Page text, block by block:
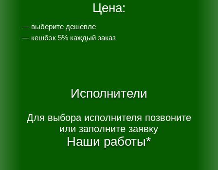
Цена:
— выберите дешевле
— кешбэк 5% каждый заказ
Исполнители
Для выбора исполнителя позвоните
или заполните заявку
Наши работы*